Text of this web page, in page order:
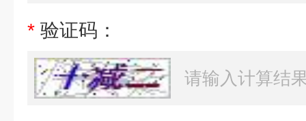
* 验证码：